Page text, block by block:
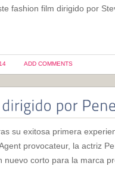
fashion film dirigido por
ADD COMMENTS
su exitosa primera
provocateur, la actriz
nuevo corto para la marca